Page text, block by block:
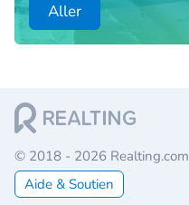
Aller
© 2018 - 2026 Realting.com
Aide & Soutien